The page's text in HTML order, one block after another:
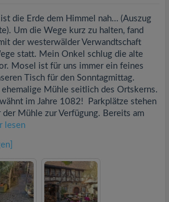
die Erde dem Himmel nah… (Auszug
Um die Wege kurz zu halten, fand
der westerwälder Verwandtschaft
statt. Mein Onkel schlug die alte
Mosel ist für uns immer ein feines
Tisch für den Sonntagmittag.
Mühle seitlich des Ortskerns.
im Jahre 1082! Parkplätze stehen
der Mühle zur Verfügung. Bereits am
lesen